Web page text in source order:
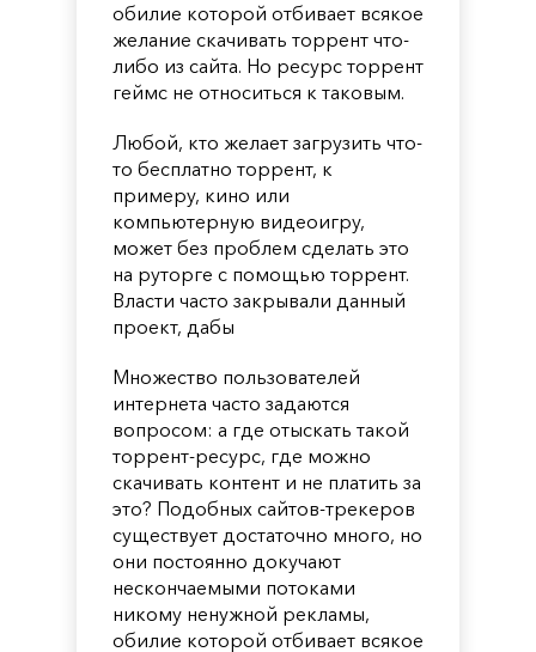
обилие которой отбивает всякое
желание скачивать торрент что-
либо из сайта. Но ресурс торрент
геймс не относиться к таковым.
Любой, кто желает загрузить что-
то бесплатно торрент, к
примеру, кино или
компьютерную видеоигру,
может без проблем сделать это
на руторге с помощью торрент.
Власти часто закрывали данный
проект, дабы
Множество пользователей
интернета часто задаются
вопросом: а где отыскать такой
торрент-ресурс, где можно
скачивать контент и не платить за
это? Подобных сайтов-трекеров
существует достаточно много, но
они постоянно докучают
нескончаемыми потоками
никому ненужной рекламы,
обилие которой отбивает всякое